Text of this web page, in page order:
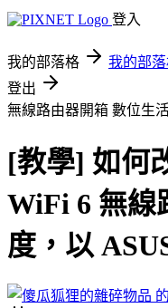
登入
我的部落格 我的部
登出
無線路由器開箱 數位生
[教學] 如何
WiFi 6 無線
度，以